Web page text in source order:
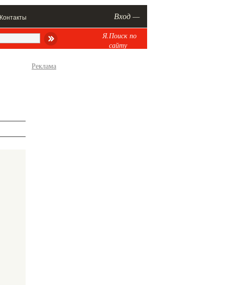
Контакты Вход —
Я.Поиск по
сайту
Реклама